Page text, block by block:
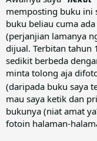
memposting buku ini
buku beliau cuma
(perjanjian lamanya
dijual. Terbitan tahun
sedikit berbeda
minta tolong aja
(daripada buku saya
mau saya ketik dan
bukunya (niat amat
fotoin halaman-